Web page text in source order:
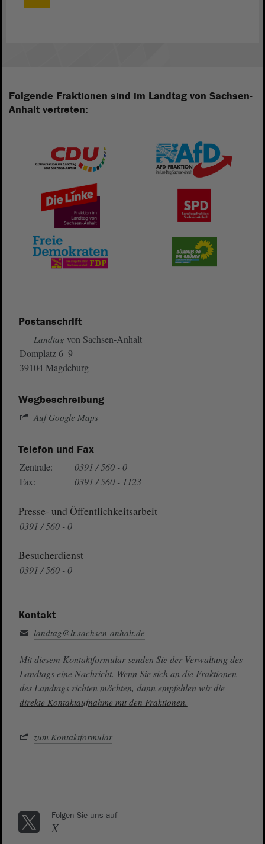
Folgende Fraktionen sind im Landtag von Sachsen-
Anhalt vertreten:
Postanschrift
Landtag von Sachsen-Anhalt
Domplatz 6–9
39104 Magdeburg
Wegbeschreibung
Auf Google Maps
Telefon und Fax
Zentrale:
0391 / 560 - 0
Fax:
0391 / 560 - 1123
Presse- und Öffentlichkeitsarbeit
0391 / 560 - 0
Besucherdienst
0391 / 560 - 0
Kontakt
landtag@lt.sachsen-anhalt.de
Mit diesem Kontaktformular senden Sie der Verwaltung des
Landtags eine Nachricht. Wenn Sie sich an die Fraktionen
des Landtags richten möchten, dann empfehlen wir die
direkte Kontaktaufnahme mit den Fraktionen.
zum Kontaktformular
Folgen Sie uns auf
X